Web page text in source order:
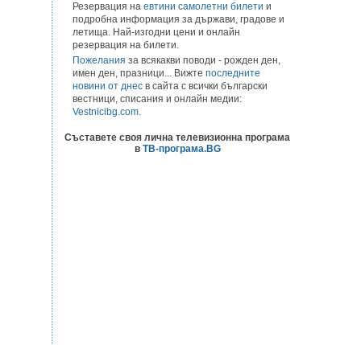
Резервация на евтини самолетни билети и
подробна информация за държави, градове и
летища. Най-изгодни цени и онлайн
резервация на билети.
Пожелания за всякакви поводи - рожден ден,
имен ден, празници... Вижте последните
новини от днес в сайта с всички български
вестници, списания и онлайн медии:
Vestnicibg.com.
Съставете своя лична телевизионна програма
в ТВ-програма.BG